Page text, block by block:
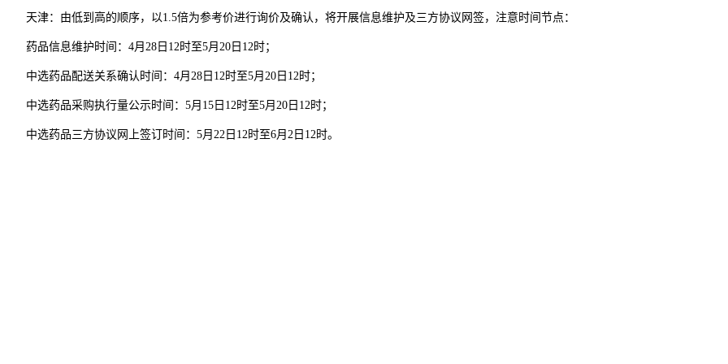
天津：由低到高的顺序，以1.5倍为参考价进行询价及确认，将开展信息维护及三方协议网签，注意时间节点：
药品信息维护时间：4月28日12时至5月20日12时；
中选药品配送关系确认时间：4月28日12时至5月20日12时；
中选药品采购执行量公示时间：5月15日12时至5月20日12时；
中选药品三方协议网上签订时间：5月22日12时至6月2日12时。